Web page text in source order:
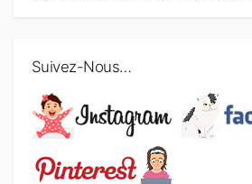
Suivez-Nous…